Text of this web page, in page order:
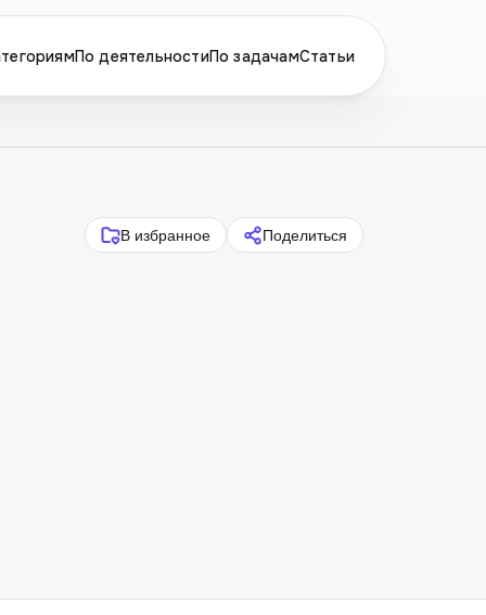
По деятельностиПо задачамСтатьи
В избранное Поделиться